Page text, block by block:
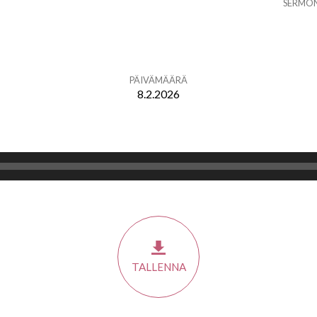
PÄIVÄMÄÄRÄ
8.2.2026
TALLENNA